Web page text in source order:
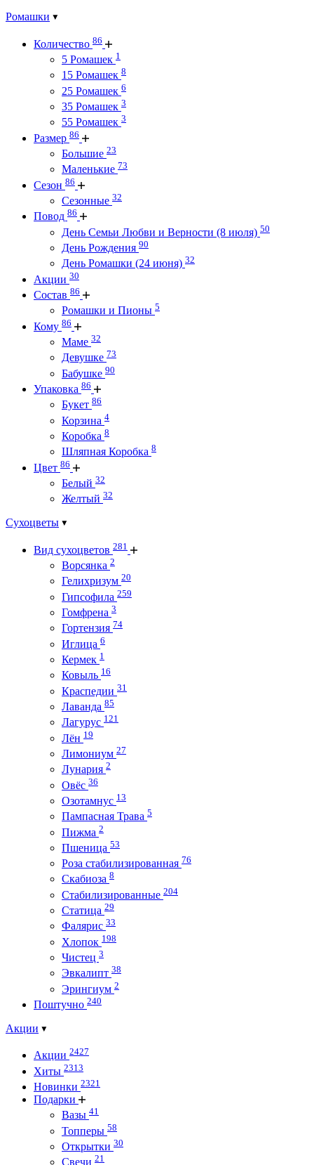
Ромашки
Количество 86
5 Ромашек 1
15 Ромашек 8
25 Ромашек 6
35 Ромашек 3
55 Ромашек 3
Размер 86
Большие 23
Маленькие 73
Сезон 86
Сезонные 32
Повод 86
День Семьи Любви и Верности (8 июля) 50
День Рождения 90
День Ромашки (24 июня) 32
Акции 30
Состав 86
Ромашки и Пионы 5
Кому 86
Маме 32
Девушке 73
Бабушке 90
Упаковка 86
Букет 86
Корзина 4
Коробка 8
Шляпная Коробка 8
Цвет 86
Белый 32
Желтый 32
Сухоцветы
Вид сухоцветов 281
Ворсянка 2
Гелихризум 20
Гипсофила 259
Гомфрена 3
Гортензия 74
Иглица 6
Кермек 1
Ковыль 16
Краспедии 31
Лаванда 85
Лагурус 121
Лён 19
Лимониум 27
Лунария 2
Овёс 36
Озотамнус 13
Пампасная Трава 5
Пижма 2
Пшеница 53
Роза стабилизированная 76
Скабиоза 8
Стабилизированные 204
Статица 29
Фалярис 33
Хлопок 198
Чистец 3
Эвкалипт 38
Эрингиум 2
Поштучно 240
Акции
Акции 2427
Хиты 2313
Новинки 2321
Подарки
Вазы 41
Топперы 58
Открытки 30
Свечи 21